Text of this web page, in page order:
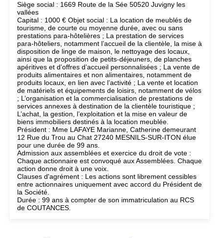
Siège social : 1669 Route de la Sée 50520 Juvigny les
vallées
Capital : 1000 € Objet social : La location de meublés de
tourisme, de courte ou moyenne durée, avec ou sans
prestations para-hôtelières ; La prestation de services
para-hôteliers, notamment l’accueil de la clientèle, la mise à
disposition de linge de maison, le nettoyage des locaux,
ainsi que la proposition de petits-déjeuners, de planches
apéritives et d’offres d’accueil personnalisées ; La vente de
produits alimentaires et non alimentaires, notamment de
produits locaux, en lien avec l’activité ; La vente et location
de matériels et équipements de loisirs, notamment de vélos
; L’organisation et la commercialisation de prestations de
services annexes à destination de la clientèle touristique ;
L’achat, la gestion, l’exploitation et la mise en valeur de
biens immobiliers destinés à la location meublée.
Président : Mme LAFAYE Marianne, Catherine demeurant
12 Rue du Trou au Chat 27240 MESNILS-SUR-ITON élue
pour une durée de 99 ans.
Admission aux assemblées et exercice du droit de vote :
Chaque actionnaire est convoqué aux Assemblées. Chaque
action donne droit à une voix.
Clauses d'agrément : Les actions sont librement cessibles
entre actionnaires uniquement avec accord du Président de
la Société.
Durée : 99 ans à compter de son immatriculation au RCS
de COUTANCES.